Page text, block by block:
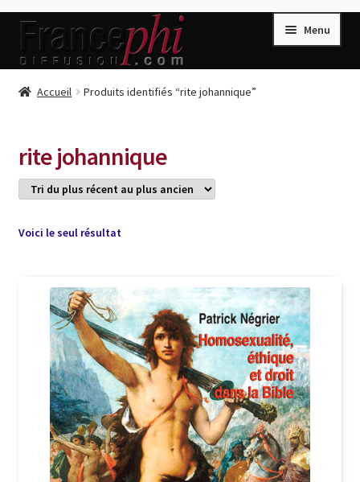
Aller
la
Aller
contenu
Menu
Accueil
Compte
Conditions de Vente
Connection
Listes d’Envies
Livres de Peter Randa
Livres de Philippe Randa
Login Customizer
Newsletter
Nous Contacter
Panier
Accueil Produits identifiés “rite johannique”
rite johannique
Voici le seul résultat